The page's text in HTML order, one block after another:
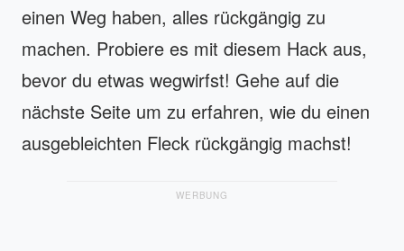
einen Weg haben, alles rückgängig zu
machen. Probiere es mit diesem Hack aus,
bevor du etwas wegwirfst! Gehe auf die
nächste Seite um zu erfahren, wie du einen
ausgebleichten Fleck rückgängig machst!
WERBUNG